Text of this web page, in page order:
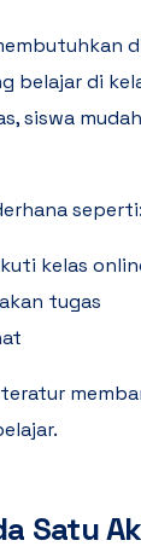
belajar di
siswa
seperti:
kelas
tugas
Satu